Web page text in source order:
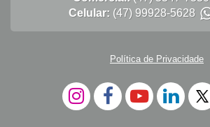
Celular: (47) 99928-5628
Política de Privacidade